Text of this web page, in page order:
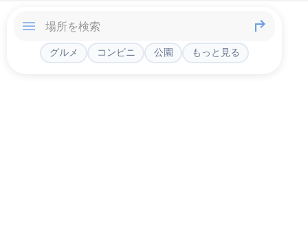
グルメ コンビニ 公園 もっと見る